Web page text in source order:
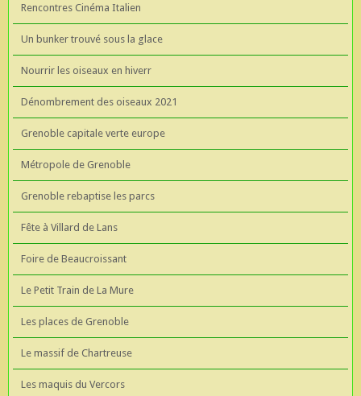
Rencontres Cinéma Italien
Un bunker trouvé sous la glace
Nourrir les oiseaux en hiverr
Dénombrement des oiseaux 2021
Grenoble capitale verte europe
Métropole de Grenoble
Grenoble rebaptise les parcs
Fête à Villard de Lans
Foire de Beaucroissant
Le Petit Train de La Mure
Les places de Grenoble
Le massif de Chartreuse
Les maquis du Vercors